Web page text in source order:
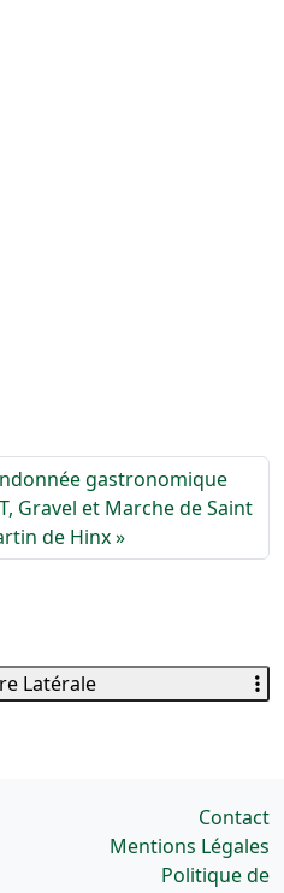
gastronomique
Gravel et Marche de Saint
de Hinx
Latérale
Contact
Mentions Légales
Politique de